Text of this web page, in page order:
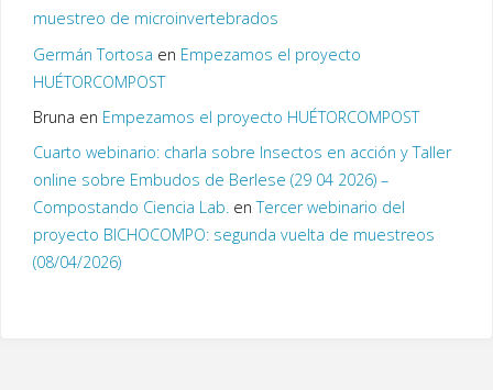
muestreo de microinvertebrados
Germán Tortosa en Empezamos el proyecto
HUÉTORCOMPOST
Bruna en Empezamos el proyecto HUÉTORCOMPOST
Cuarto webinario: charla sobre Insectos en acción y Taller
online sobre Embudos de Berlese (29 04 2026) –
Compostando Ciencia Lab.enTercer webinario del
proyecto BICHOCOMPO: segunda vuelta de muestreos
(08/04/2026)